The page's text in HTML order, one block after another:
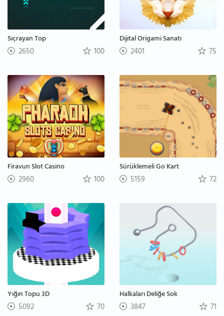
Sıçrayan Top
2650 100
Dijital Origami Sanatı
2401 75
Firavun Slot Casino
2960 100
Sürüklemeli Go Kart
5159 72
Yığın Topu 3D
5092 70
Halkaları Deliğe Sok
3847 71